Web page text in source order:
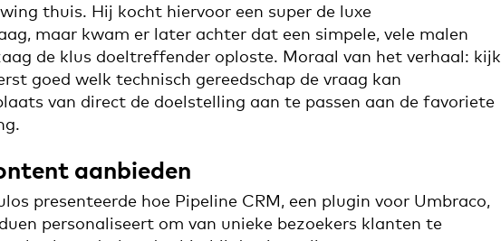
thuis. Hij kocht hiervoor een super de luxe
maar kwam er later achter dat een simpele, vele malen
de klus doeltreffender oploste. Moraal van het verhaal: kijk
goed welk technisch gereedschap de vraag kan
van direct de doelstelling aan te passen aan de favoriete
aanbieden
presenteerde hoe Pipeline CRM, een plugin voor Umbraco,
personaliseert om van unieke bezoekers klanten te